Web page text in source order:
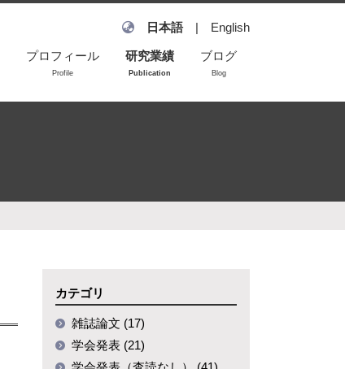
日本語 | English
プロフィール
Profile
研究業績
Publication
招待講演
ブログ
Blog
カテゴリ
雑誌論文 (17)
学会発表 (21)